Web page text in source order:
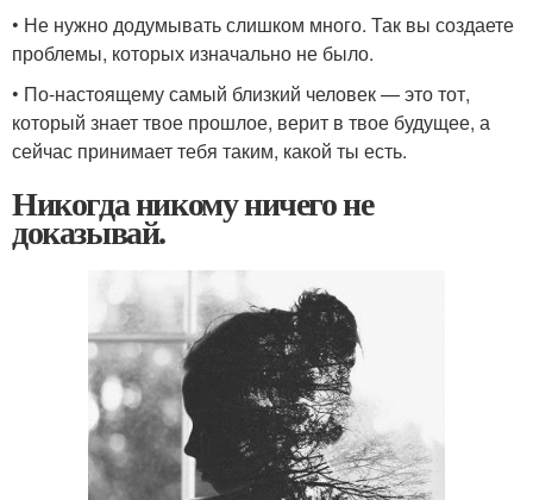
• Не нужно додумывать слишком много. Так вы создаете
проблемы, которых изначально не было.
• По-настоящему самый близкий человек — это тот,
который знает твое прошлое, верит в твое будущее, а
сейчас принимает тебя таким, какой ты есть.
Никогда никому ничего не
доказывай.